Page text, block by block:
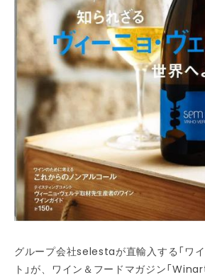
グループ会社selestaが直輸入する「ワ
ト」が、ワイン＆フードマガジン「